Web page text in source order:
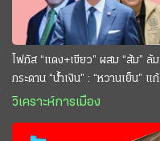
โฟกัส “แดง+เขียว” ผสม “ส้ม” ล้ม
กระดาน “นํ้าเงิน” : “หวานเย็น” แก้
กระหาย “อนุทิน” ดักตีกินสบาย
วิเคราะห์การเมือง